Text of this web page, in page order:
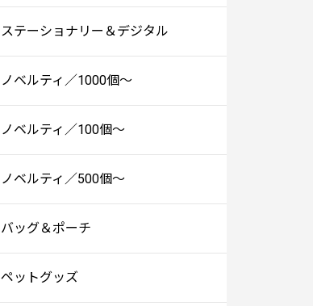
ステーショナリー＆デジタル
ノベルティ／1000個～
ノベルティ／100個～
ノベルティ／500個～
バッグ＆ポーチ
ペットグッズ